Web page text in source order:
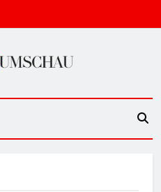
Umschau